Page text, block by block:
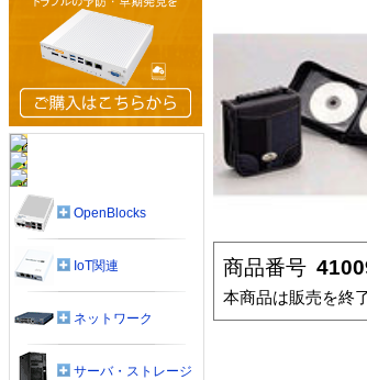
商品番号
本商品は販売を終
OpenBlocks
IoT関連
ネットワーク
サーバ・ストレージ